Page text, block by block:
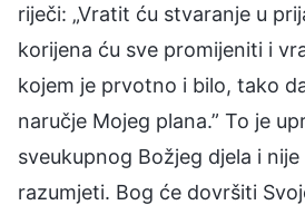
riječi: „Vratit ću stvaranje u
korijena ću sve promijeniti i
kojem je prvotno i bilo, tako
naručje Mojeg plana.” To je
sveukupnog Božjeg djela i
razumjeti. Bog će dovršiti